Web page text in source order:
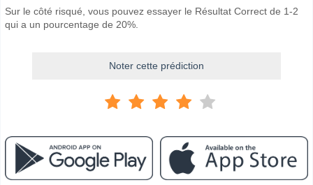
Sur le côté risqué, vous pouvez essayer le Résultat Correct de 1-2
qui a un pourcentage de 20%.
Noter cette prédiction